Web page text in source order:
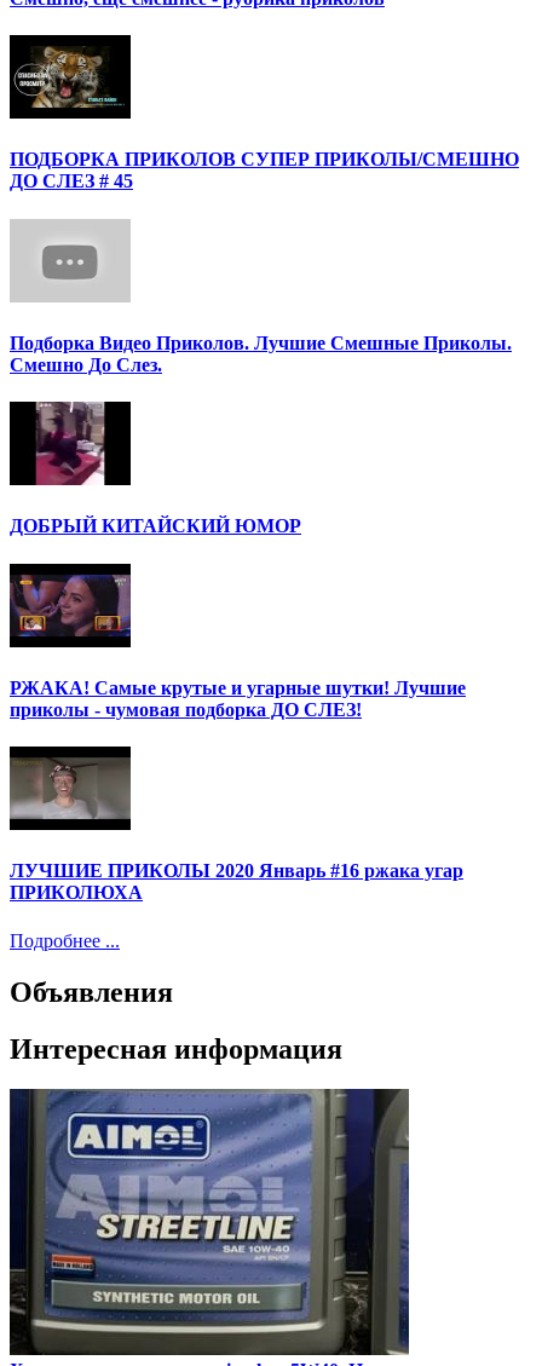
ПОДБОРКА ПРИКОЛОВ СУПЕР ПРИКОЛЫ/СМЕШНО
ДО СЛЕЗ # 45
Подборка Видео Приколов. Лучшие Смешные Приколы.
Смешно До Слез.
ДОБРЫЙ КИТАЙСКИЙ ЮМОР
РЖАКА! Самые крутые и угарные шутки! Лучшие
приколы - чумовая подборка ДО СЛЕЗ!
ЛУЧШИЕ ПРИКОЛЫ 2020 Январь #16 ржака угар
ПРИКОЛЮХА
Подробнее ...
Объявления
Интересная информация